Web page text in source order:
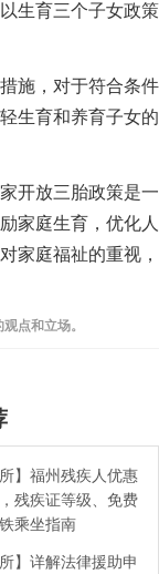
生育三个子女政策
施，对于符合条件
生育和养育子女的
开放三胎政策是一
家庭生育，优化人
家庭福祉的重视，
点和立场。
所】福州残疾人优惠
残疾证等级、免费
乘坐指南
所】详解法律援助申